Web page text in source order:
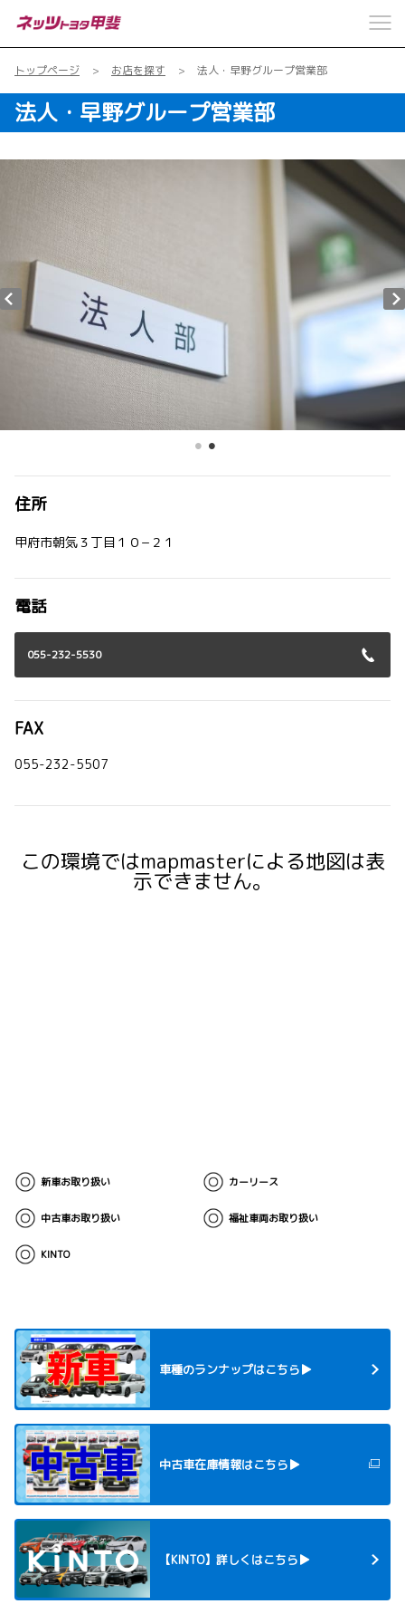
トップページ お店を探す 法人・早野グループ営業部
法人・早野グループ営業部
住所
甲府市朝気３丁目１０−２１
電話
055-232-5530
FAX
055-232-5507
新車お取り扱い カーリース
中古車お取り扱い 福祉車両お取り扱い
KINTO
この環境ではmapmasterによる地図は表
示できません。
車種のランナップはこちら▶
中古車在庫情報はこちら▶
【KINTO】詳しくはこちら▶